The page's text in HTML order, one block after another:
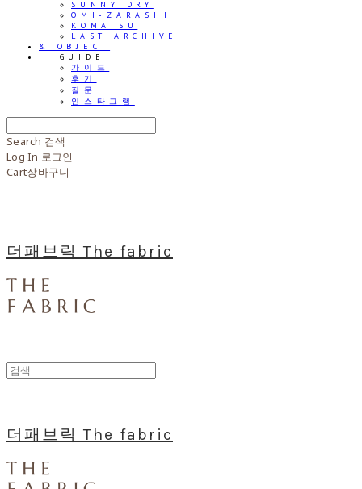
SUNNY DRY
OMI-ZARASHI
KOMATSU
LAST ARCHIVE
& OBJECT
⠀⠀GUIDE
가이드
후기
질문
인스타그램
Search 검색
Log In 로그인
Cart장바구니
더패브릭 The fabric
더패브릭 The fabric